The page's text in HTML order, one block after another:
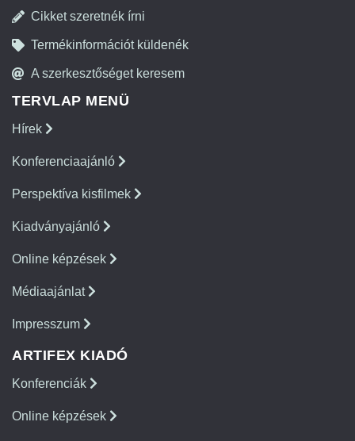
Cikket szeretnék írni
Termékinformációt küldenék
A szerkesztőséget keresem
TERVLAP MENÜ
Hírek
Konferenciaajánló
Perspektíva kisfilmek
Kiadványajánló
Online képzések
Médiaajánlat
Impresszum
ARTIFEX KIADÓ
Konferenciák
Online képzések